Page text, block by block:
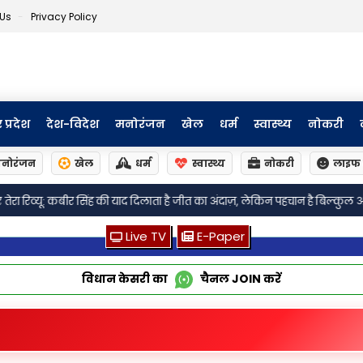
Privacy Policy
प्रदेश देश-विदेश मनोरंजन खेल धर्म स्वास्थ्य नोकरी
खेल धर्म स्वास्थ्य नोकरी लाइफ
है जीत का अंदाज़, लेकिन पहचान है बिल्कुल अलग• मध्य प्रदेश कांग्रेस के 39
Live TV E-Paper
विधान केसरी का चैनलJOIN करें